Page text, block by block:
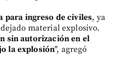
para ingreso de civiles, ya
material explosivo.
sin autorización en el
la explosión", agregó